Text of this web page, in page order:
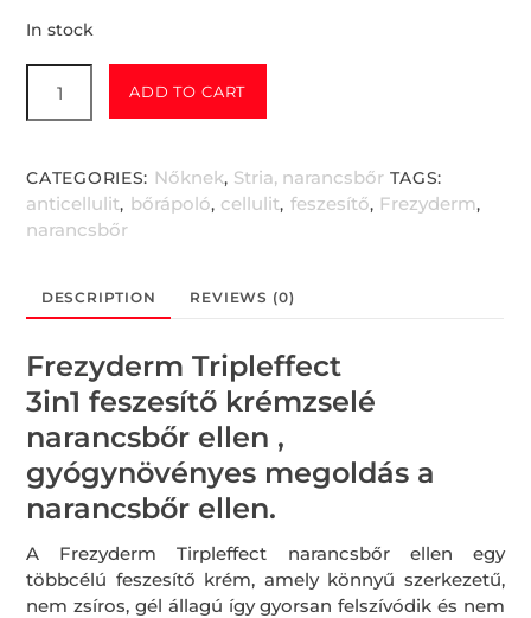
In stock
Tripleffect
narancsbőr
(150
ml)
quantity
ADD TO CART
CATEGORIES: Nőknek, Stria, narancsbőr TAGS:
anticellulit, bőrápoló, cellulit, feszesítő, Frezyderm,
narancsbőr
DESCRIPTION REVIEWS (0)
Frezyderm Tripleffect
3in1 feszesítő krémzselé
narancsbőr ellen ,
gyógynövényes megoldás a
narancsbőr ellen.
A Frezyderm Tirpleffect narancsbőr ellen egy
többcélú feszesítő krém, amely könnyű szerkezetű,
nem zsíros, gél állagú így gyorsan felszívódik és nem